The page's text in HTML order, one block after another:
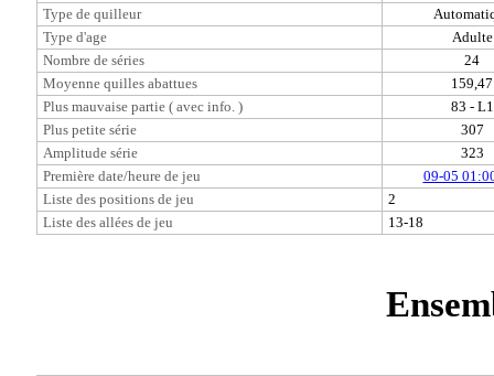
Type de quilleur
Type d'age
Adulte
Nombre de séries
24
Moyenne quilles abattues
159,47
Plus mauvaise partie ( avec info. )
83 - L1
Plus petite série
307
Amplitude série
323
Première date/heure de jeu
09-05
Liste des positions de jeu
2
Liste des allées de jeu
13-18